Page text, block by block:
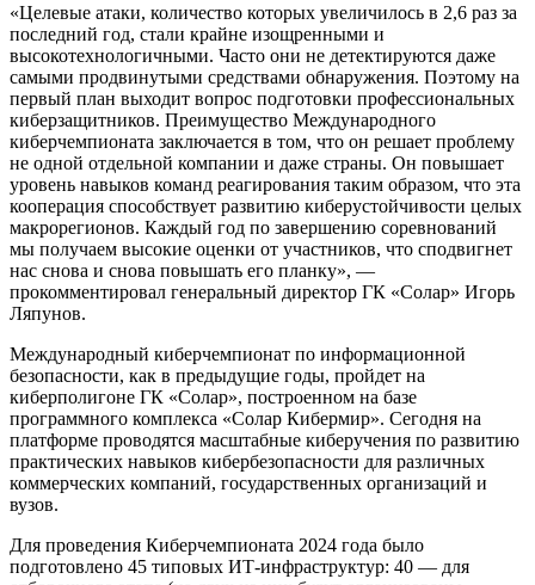
«Целевые атаки, количество которых увеличилось в 2,6 раз за
последний год, стали крайне изощренными и
высокотехнологичными. Часто они не детектируются даже
самыми продвинутыми средствами обнаружения. Поэтому на
первый план выходит вопрос подготовки профессиональных
киберзащитников. Преимущество Международного
киберчемпионата заключается в том, что он решает проблему
не одной отдельной компании и даже страны. Он повышает
уровень навыков команд реагирования таким образом, что эта
кооперация способствует развитию киберустойчивости целых
макрорегионов. Каждый год по завершению соревнований
мы получаем высокие оценки от участников, что сподвигнет
нас снова и снова повышать его планку», —
прокомментировал генеральный директор ГК «Солар» Игорь
Ляпунов.
Международный киберчемпионат по информационной
безопасности, как в предыдущие годы, пройдет на
киберполигоне ГК «Солар», построенном на базе
программного комплекса «Солар Кибермир». Сегодня на
платформе проводятся масштабные киберучения по развитию
практических навыков кибербезопасности для различных
коммерческих компаний, государственных организаций и
вузов.
Для проведения Киберчемпионата 2024 года было
подготовлено 45 типовых ИТ-инфраструктур: 40 — для